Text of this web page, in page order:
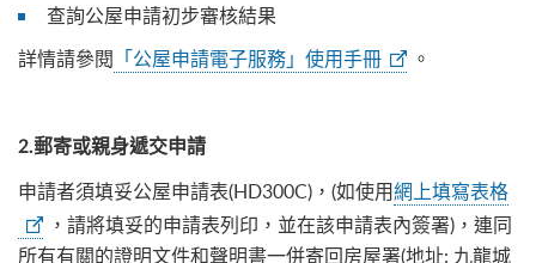
查詢公屋申請初步審核結果
詳情請參閱 「公屋申請電子服務」使用手冊 。
2.郵寄或親身遞交申請
申請者須填妥公屋申請表(HD300C)，(如使用網上填寫表格
，請將填妥的申請表列印，並在該申請表內簽署)，連同
所有有關的證明文件和聲明書一併寄回房屋署(地址: 九龍城